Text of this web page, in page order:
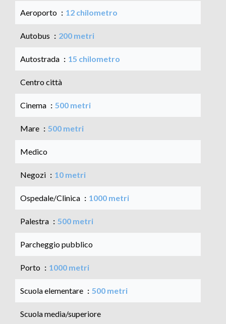
Aeroporto 12 chilometro
Autobus 200 metri
Autostrada 15 chilometro
Centro città
Cinema 500 metri
Mare 500 metri
Medico
Negozi 10 metri
Ospedale/Clinica 1000 metri
Palestra 500 metri
Parcheggio pubblico
Porto 1000 metri
Scuola elementare 500 metri
Scuola media/superiore